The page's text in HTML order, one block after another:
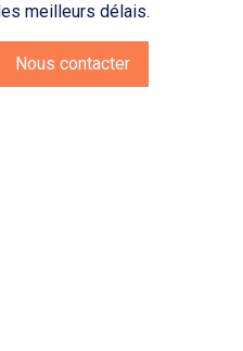
les meilleurs délais.
Nous contacter